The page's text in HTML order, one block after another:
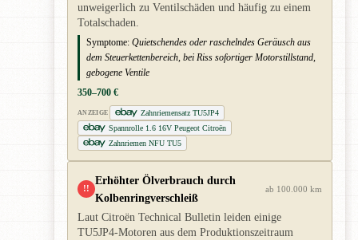
unweigerlich zu Ventilschäden und häufig zu einem
Totalschaden.
Symptome: Quietschendes oder raschelndes Geräusch aus
dem Steuerkettenbereich, bei Riss sofortiger Motorstillstand,
gebogene Ventile
350–700 €
ANZEIGE
Zahnriemensatz TU5JP4
Spannrolle 1.6 16V Peugeot Citroën
Zahnriemen NFU TU5
!!
Erhöhter Ölverbrauch durch
Kolbenringverschleiß
ab 100.000 km
Laut Citroën Technical Bulletin leiden einige
TU5JP4-Motoren aus dem Produktionszeitraum